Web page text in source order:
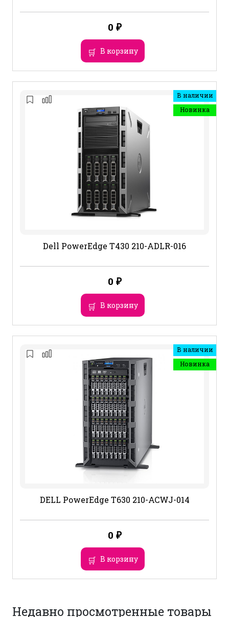
0 ₽
В корзину
В наличии
Новинка
Dell PowerEdge T430 210-ADLR-016
0 ₽
В корзину
В наличии
Новинка
DELL PowerEdge T630 210-ACWJ-014
0 ₽
В корзину
Недавно просмотренные товары